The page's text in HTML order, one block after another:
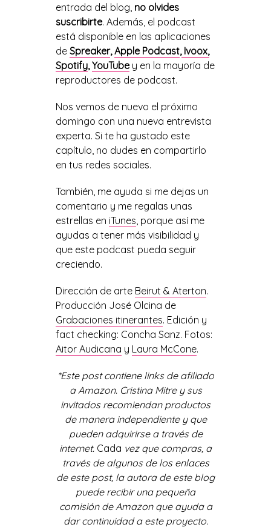
entrada del blog, no olvides
suscribirte. Además, el podcast
está disponible en las aplicaciones
de Spreaker,Apple Podcast,Ivoox,
Spotify,YouTubey en la mayoría de
reproductores de podcast.
Nos vemos de nuevo el próximo
domingo con una nueva entrevista
experta. Si te ha gustado este
capítulo, no dudes en compartirlo
en tus redes sociales.
También, me ayuda si me dejas un
comentario y me regalas unas
estrellas en iTunes, porque así me
ayudas a tener más visibilidad y
que este podcast pueda seguir
creciendo.
Dirección de arte Beirut & Aterton.
Producción José Olcina de
Grabaciones itinerantes. Edición y
fact checking: Concha Sanz. Fotos:
Aitor Audicana y Laura McCone.
*Este post contiene links de afiliado
a Amazon. Cristina Mitre y sus
invitados recomiendan productos
de manera independiente y que
pueden adquirirse a través de
internet. Cada vez que compras, a
través de algunos de los enlaces
de este post, la autora de este blog
puede recibir una pequeña
comisión de Amazon que ayuda a
dar continuidad a este proyecto.